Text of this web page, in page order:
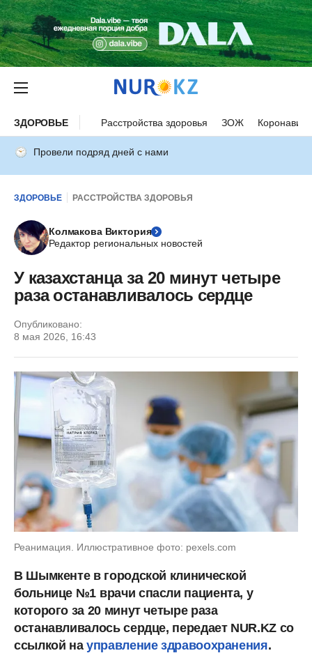
ЗДОРОВЬЕ Расстройства здоровья ЗОЖ
Провели подряд дней с нами
ЗДОРОВЬЕ РАССТРОЙСТВА ЗДОРОВЬЯ
Колмакова Виктория
Редактор региональных новостей
У казахстанца за 20 минут четыре
раза останавливалось сердце
Опубликовано:
8 мая 2026, 16:43
Реанимация. Иллюстративное фото: pexels.com
В Шымкенте в городской клинической
больнице №1 врачи спасли пациента, у
которого за 20 минут четыре раза
останавливалось сердце, передает NUR.KZ со
ссылкой науправление здравоохранения.